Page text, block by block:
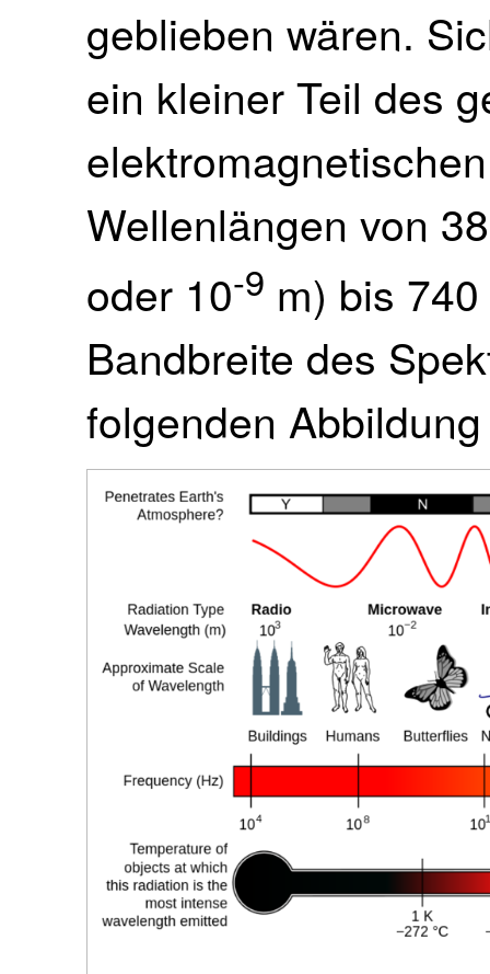
geblieben wären.
ein kleiner Teil des
Wellenlängen von
oder 10-9 m) bis
Bandbreite des
folgenden